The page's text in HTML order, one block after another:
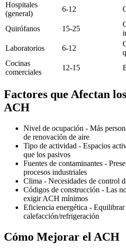
Hospitales
(general)
6-12
Quirófanos 15-25
Laboratorios
6-12
Cocinas
comerciales
12-15
Factores que Afectan
ACH
Nivel de ocupación - Más
de renovación de aire
Tipo de actividad - Espacios
que los pasivos
Fuentes de contaminantes -
procesos industriales
Clima - Necesidades de control
Códigos de construcción - Las
exigir ACH mínimos
Eficiencia energética -
calefacción/refrigeración
Cómo Mejorar el ACH